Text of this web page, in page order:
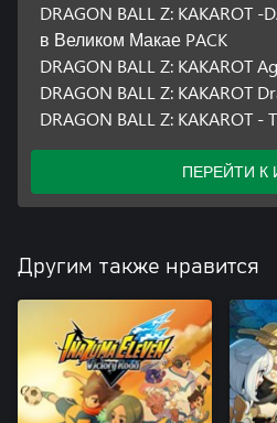
DRAGON BALL Z: KAKAROT
в Великом Макае PACK
DRAGON BALL Z: KAKAROT
DRAGON BALL Z: KAKAROT
DRAGON BALL Z: KAKAROT -
ПЕРЕЙТИ К
Другим также нравится